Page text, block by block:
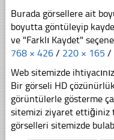
Burada görsellere ait
boyutta göntüleyip
ve "Farklı Kaydet"
768 × 426 / 220 × 165 /
Web sitemizde
Bir görseli HD
görüntülerle gösterme
sitemizi ziyaret ettiğiniz
görselleri sitemizde